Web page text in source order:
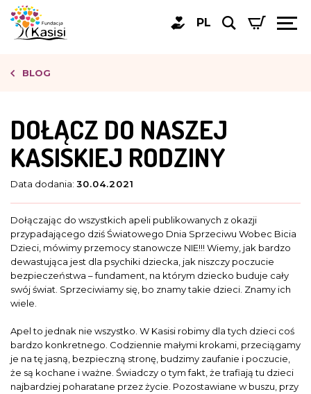
PL
BLOG
DOŁĄCZ DO NASZEJ
KASISKIEJ RODZINY
Data dodania: 30.04.2021
Dołączając do wszystkich apeli publikowanych z okazji
przypadającego dziś Światowego Dnia Sprzeciwu Wobec Bicia
Dzieci, mówimy przemocy stanowcze NIE!!! Wiemy, jak bardzo
dewastująca jest dla psychiki dziecka, jak niszczy poczucie
bezpieczeństwa – fundament, na którym dziecko buduje cały
swój świat. Sprzeciwiamy się, bo znamy takie dzieci. Znamy ich
wiele.
Apel to jednak nie wszystko. W Kasisi robimy dla tych dzieci coś
bardzo konkretnego. Codziennie małymi krokami, przeciągamy
je na tę jasną, bezpieczną stronę, budzimy zaufanie i poczucie,
że są kochane i ważne. Świadczy o tym fakt, że trafiają tu dzieci
najbardziej poharatane przez życie. Pozostawiane w buszu, przy